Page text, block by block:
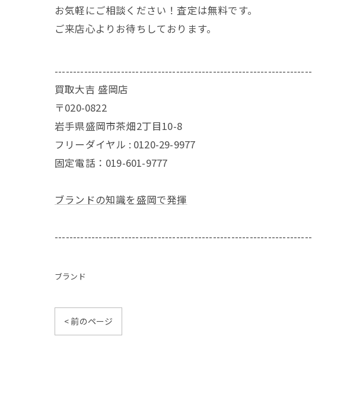
お気軽にご相談ください！査定は無料です。
ご来店心よりお待ちしております。
----------------------------------------------------------------------
買取大吉 盛岡店
〒020-0822
岩手県盛岡市茶畑2丁目10-8
フリーダイヤル : 0120-29-9977
固定電話：019-601-9777
ブランドの知識を盛岡で発揮
----------------------------------------------------------------------
ブランド
< 前のページ